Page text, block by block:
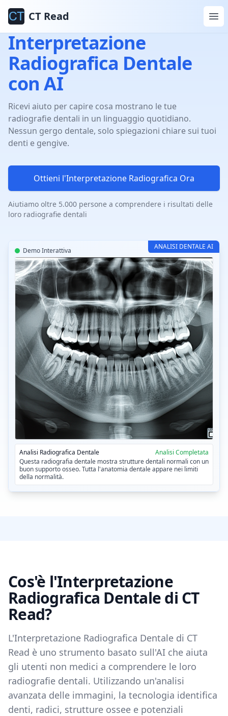
CT Read
Interpretazione
Radiografica Dentale
con AI
Ricevi aiuto per capire cosa mostrano le tue
radiografie dentali in un linguaggio quotidiano.
Nessun gergo dentale, solo spiegazioni chiare sui tuoi
denti e gengive.
Ottieni l'Interpretazione Radiografica Ora
Aiutiamo oltre 5.000 persone a comprendere i risultati delle
loro radiografie dentali
ANALISI DENTALE AI
Demo Interattiva CT-Read Dental AI v3.2
Analisi Radiografica Dentale
Analisi Completata
Questa radiografia dentale mostra strutture dentali normali con un
buon supporto osseo. Tutta l'anatomia dentale appare nei limiti
della normalità.
Cos'è l'Interpretazione
Radiografica Dentale di CT
Read?
L'Interpretazione Radiografica Dentale di CT
Read è uno strumento basato sull'AI che aiuta
gli utenti non medici a comprendere le loro
radiografie dentali. Utilizzando un'analisi
avanzata delle immagini, la tecnologia identifica
denti, radici, strutture ossee e potenziali